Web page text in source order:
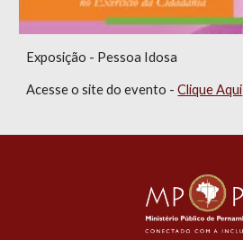
Exposição - Pessoa Idosa
Acesse o site do evento -Clique Aqui